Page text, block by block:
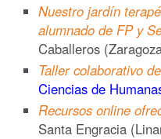
Nuestro jardín
alumnado de FP y
Caballeros
Taller colaborativo
Ciencias de
Recursos online
Santa Engracia